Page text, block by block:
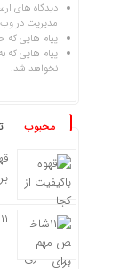
دیدگاه های
مدیریت در
پیام هایی که
پیام هایی که
نخواهد شد.
محبوب
۱۱شاخص مهم برای درمان اعتیاد با کیفیت بالا